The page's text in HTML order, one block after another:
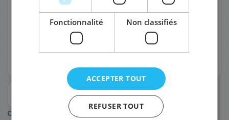
CANON (Réf. :104243
TÉLÉPHONE*
Fonctionnalité Non classifiés
ACCEPTER TOUT
REFUSER TOUT